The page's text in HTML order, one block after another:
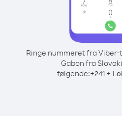
Ringe nummeret fra
Gabon fra
følgende:+241 +